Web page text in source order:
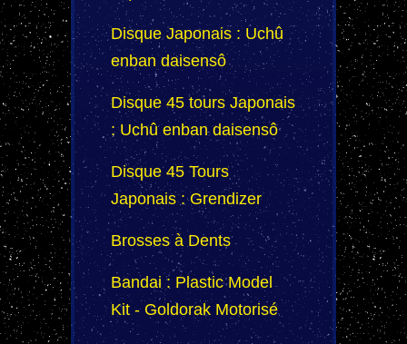
Disque Japonais : Uchû
enban daisensô
Disque 45 tours Japonais
: Uchû enban daisensô
Disque 45 Tours
Japonais : Grendizer
Brosses à Dents
Bandai : Plastic Model
Kit - Goldorak Motorisé